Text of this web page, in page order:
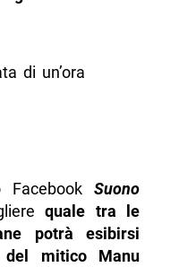
di un’ora
FacebookSuono
quale tra le
potrà esibirsi
mitico Manu